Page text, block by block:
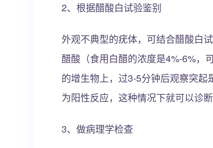
2、根据醋酸白试验鉴别
外观不典型的疣体，可结合醋酸白
醋酸（食用白醋的浓度是4%-6%，
的增生物上，过3-5分钟后观察突
为阳性反应，这种情况下就可以诊断
3、做病理学检查